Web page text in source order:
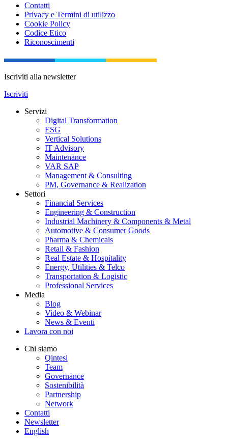
Contatti
Privacy e Termini di utilizzo
Cookie Policy
Codice Etico
Riconoscimenti
Iscriviti alla newsletter
Iscriviti
Servizi
Digital Transformation
ESG
Vertical Solutions
IT Advisory
Maintenance
VAR SAP
Management & Consulting
PM, Governance & Realization
Settori
Financial Services
Engineering & Construction
Industrial Machinery & Components & Metal
Automotive & Consumer Goods
Pharma & Chemicals
Retail & Fashion
Real Estate & Hospitality
Energy, Utilities & Telco
Transportation & Logistic
Professional Services
Media
Blog
Video & Webinar
News & Eventi
Lavora con noi
Chi siamo
Qintesi
Team
Governance
Sostenibilità
Partnership
Network
Contatti
Newsletter
English